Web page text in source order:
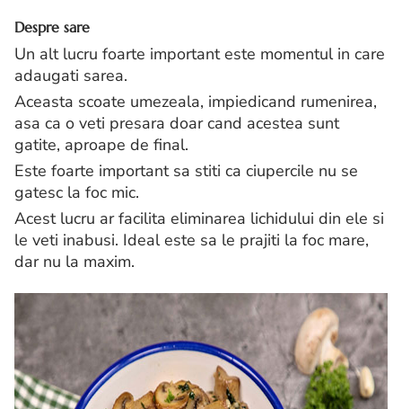
Despre sare
Un alt lucru foarte important este momentul in care
adaugati sarea.
Aceasta scoate umezeala, impiedicand rumenirea,
asa ca o veti presara doar cand acestea sunt
gatite, aproape de final.
Este foarte important sa stiti ca ciupercile nu se
gatesc la foc mic.
Acest lucru ar facilita eliminarea lichidului din ele si
le veti inabusi. Ideal este sa le prajiti la foc mare,
dar nu la maxim.